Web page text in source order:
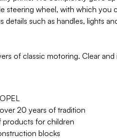
steering wheel, with which
details such as handles, lights
of classic motoring. Clear
20 years of tradition
products for children
blocks